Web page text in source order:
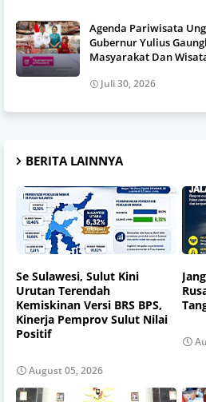
Agenda Pariwisata
Gubernur Yulius
Masyarakat Dan
Juli 30, 2026
BERITA LAINNYA
Se Sulawesi, Sulut Kini
Urutan Terendah
Kemiskinan Versi BRS BPS,
Kinerja Pemprov Sulut Nilai
Positif
August 05, 2026